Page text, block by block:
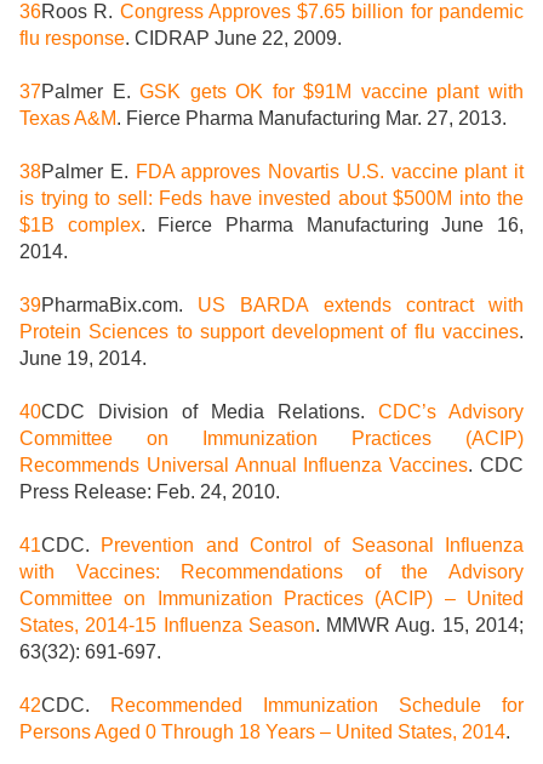
36Roos R. Congress Approves $7.65 billion for pandemic
flu response. CIDRAP June 22, 2009.
37Palmer E.GSK gets OK for $91M vaccine plant with
Texas A&M. Fierce Pharma Manufacturing Mar. 27, 2013.
38Palmer E. FDA approves Novartis U.S. vaccine plant it
is trying to sell: Feds have invested about $500M into the
$1B complex. Fierce Pharma Manufacturing June 16,
2014.
39PharmaBix.com. US BARDA extends contract with
Protein Sciences to support development of flu vaccines.
June 19, 2014.
40CDC Division of Media Relations. CDC’s Advisory
Committee on Immunization Practices (ACIP)
Recommends Universal Annual Influenza Vaccines. CDC
Press Release: Feb. 24, 2010.
41CDC. Prevention and Control of Seasonal Influenza
with Vaccines: Recommendations of the Advisory
Committee on Immunization Practices (ACIP) – United
States, 2014-15 Influenza Season. MMWR Aug. 15, 2014;
63(32): 691-697.
42CDC.
Recommended Immunization Schedule for
Persons Aged 0 Through 18 Years – United States, 2014.